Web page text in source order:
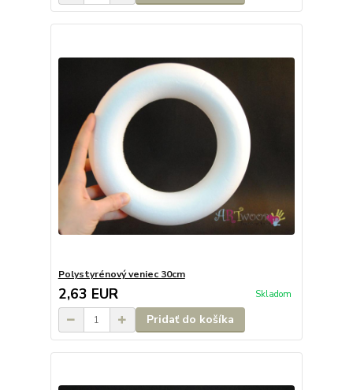
Polystyrénový veniec 30cm
2,63 EUR Skladom
Pridať do košíka